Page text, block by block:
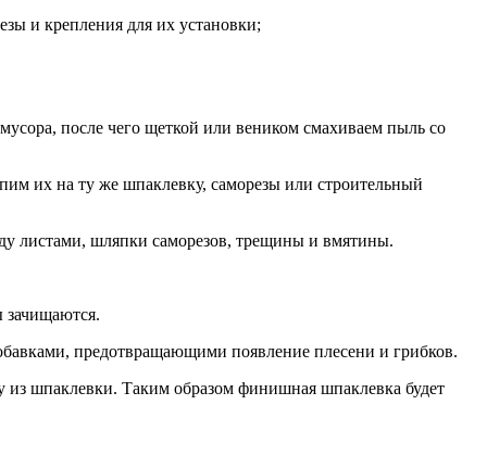
и крепления для их установки;
после чего щеткой или веником смахиваем пыль со
их на ту же шпаклевку, саморезы или строительный
листами, шляпки саморезов, трещины и вмятины.
зачищаются.
предотвращающими появление плесени и грибков.
из шпаклевки. Таким образом финишная шпаклевка будет